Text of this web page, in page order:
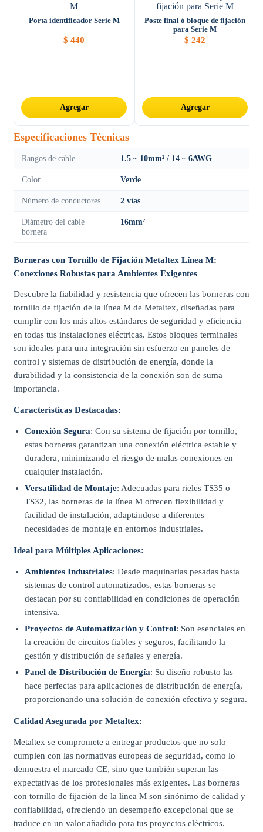
Porta identificador Serie M
$ 440
Agregar
Poste final ó bloque de fijación
para Serie M
$ 242
Agregar
Especificaciones Técnicas
Rangos de cable 1.5 ~ 10mm² / 14 ~ 6AWG
Color Verde
Número de conductores 2 vías
Diámetro del cable
bornera
16mm²
Borneras con Tornillo de Fijación Metaltex Línea M:
Conexiones Robustas para Ambientes Exigentes
Descubre la fiabilidad y resistencia que ofrecen las borneras con
tornillo de fijación de la línea M de Metaltex, diseñadas para
cumplir con los más altos estándares de seguridad y eficiencia
en todas tus instalaciones eléctricas. Estos bloques terminales
son ideales para una integración sin esfuerzo en paneles de
control y sistemas de distribución de energía, donde la
durabilidad y la consistencia de la conexión son de suma
importancia.
Características Destacadas:
Conexión Segura: Con su sistema de fijación por tornillo,
estas borneras garantizan una conexión eléctrica estable y
duradera, minimizando el riesgo de malas conexiones en
cualquier instalación.
Versatilidad de Montaje: Adecuadas para rieles TS35 o
TS32, las borneras de la línea M ofrecen flexibilidad y
facilidad de instalación, adaptándose a diferentes
necesidades de montaje en entornos industriales.
Ideal para Múltiples Aplicaciones:
Ambientes Industriales: Desde maquinarias pesadas hasta
sistemas de control automatizados, estas borneras se
destacan por su confiabilidad en condiciones de operación
intensiva.
Proyectos de Automatización y Control: Son esenciales en
la creación de circuitos fiables y seguros, facilitando la
gestión y distribución de señales y energía.
Panel de Distribución de Energía: Su diseño robusto las
hace perfectas para aplicaciones de distribución de energía,
proporcionando una solución de conexión efectiva y segura.
Calidad Asegurada por Metaltex:
Metaltex se compromete a entregar productos que no solo
cumplen con las normativas europeas de seguridad, como lo
demuestra el marcado CE, sino que también superan las
expectativas de los profesionales más exigentes. Las borneras
con tornillo de fijación de la línea M son sinónimo de calidad y
confiabilidad, ofreciendo un desempeño excepcional que se
traduce en un valor añadido para tus proyectos eléctricos.